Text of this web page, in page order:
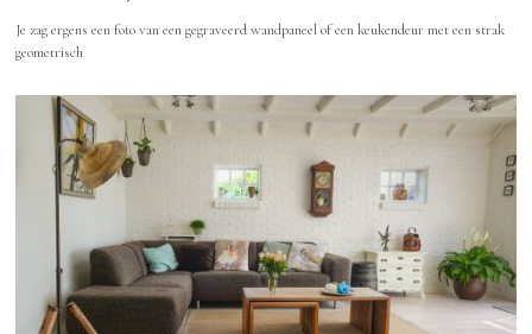
Je zag ergens een foto van een gegraveerd wandpaneel of een keukendeur met een strak
geometrisch